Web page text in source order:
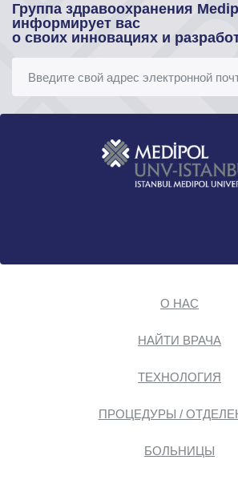
Группа здравоохранения
информирует вас
о своих инновациях и
О НАС
НАЙТИ ВРАЧА
ТЕХНОЛОГИЯ
ПРОЦЕДУРЫ /
БОЛЬНИЦЫ